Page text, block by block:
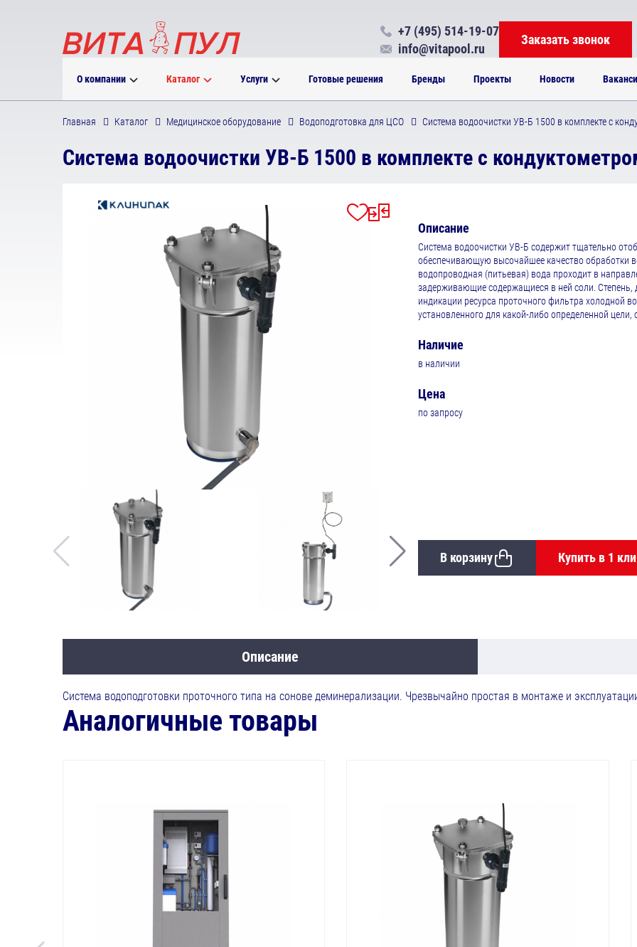
О компании Каталог Услуги Готовые решения Бренды Проекты Новости
+7 (495) 514-19-07
info@vitapool.ru
Заказать звонок
Главная Каталог Медицинское оборудование Водоподготовка для ЦСО Система водоочистки УВ-Б 1500 в комплекте с
Система водоочистки УВ-Б 1500 в комплекте с
Описание
Система водоочистки УВ-Б содержит тщательно
обеспечивающую высочайшее качество обработки
водопроводная (питьевая) вода проходит в
задерживающие содержащиеся в ней соли. Степень,
индикации ресурса проточного фильтра холодной
установленного для какой-либо определенной
Наличие
в наличии
Цена
по запросу
В корзину Купить в 1
Описание
Система водоподготовки проточного типа на сонове деминерализации. Чрезвычайно простая в монтаже и
Аналогичные товары